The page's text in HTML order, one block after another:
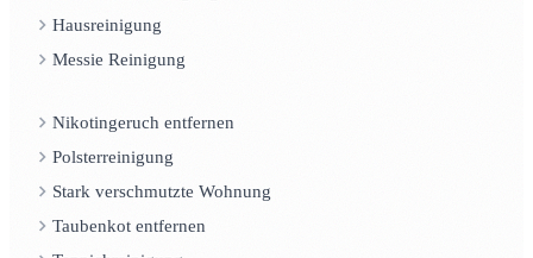
Hausreinigung
Messie Reinigung
Nikotingeruch entfernen
Polsterreinigung
Stark verschmutzte Wohnung
Taubenkot entfernen